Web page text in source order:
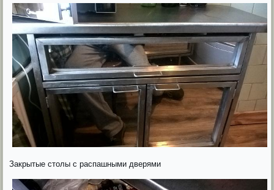
Закрытые столы с распашными дверями